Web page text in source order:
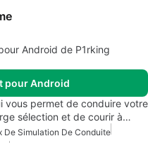
Android de P1rking
pour Android
vous permet de conduire votre
sélection et de courir à…
De Simulation De Conduite